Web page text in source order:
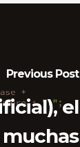
Previous Post
el